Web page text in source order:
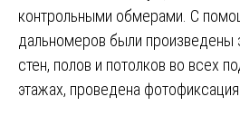
контрольными обмерами. С
дальномеров были
стен, полов и потолков во всех
этажах, проведена фотофиксация.